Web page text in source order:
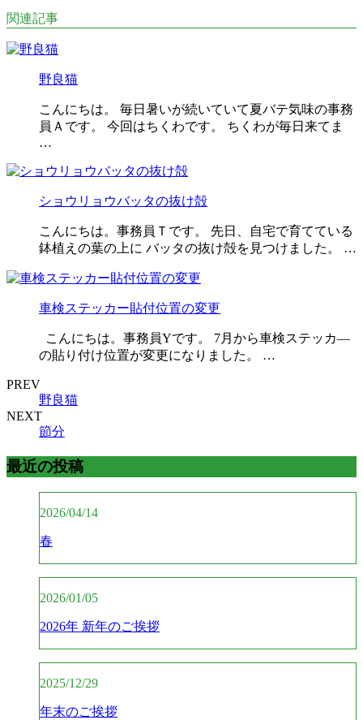
関連記事
野良猫
こんにちは。 毎日暑いが続いていて夏バテ気味の事務
員Ａです。 今回はちくわです。 ちくわが毎日来てま
…
ショウリョウバッタの抜け殻
こんにちは。事務員Ｔです。 先日、自宅で育てている
鉢植えの葉の上に バッタの抜け殻を見つけました。 …
車検ステッカー貼付位置の変更
こんにちは。事務員Yです。 7月から車検ステッカ―
の貼り付け位置が変更になりました。 …
PREV
野良猫
NEXT
節分
最近の投稿
2026/04/14
春
2026/01/05
2026年 新年のご挨拶
2025/12/29
年末のご挨拶